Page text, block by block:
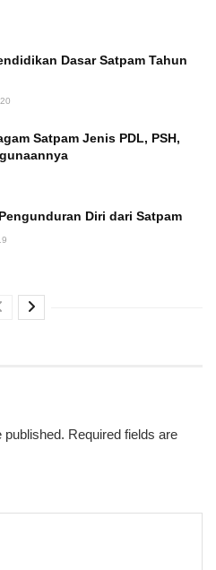
Dasar Satpam Tahun
Satpam Jenis PDL, PSH,
Diri dari Satpam
published. Required fields are